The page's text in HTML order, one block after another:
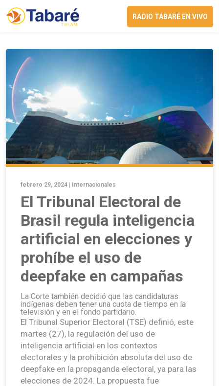
RADIO TABARÉ EN VIVO
febrero 29, 2024 | Internacionales
El Tribunal Electoral de
Brasil regula inteligencia
artificial en elecciones y
prohíbe el uso de
deepfake en campañas
La Corte también decidió que las candidaturas
indígenas deben tener una cuota de tiempo en la
televisión y en el fondo partidario.
El Tribunal Superior Electoral (TSE) definió, este
martes (27), la regulación del uso de
inteligencia artificial en los contextos
electorales y la prohibición absoluta del uso de
deepfake en la propaganda electoral, ya para las
elecciones de 2024. La propuesta fue